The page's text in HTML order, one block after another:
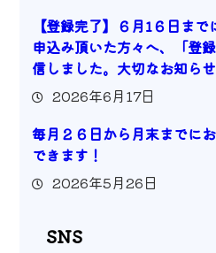
【登録完了】６月1６日ま
申込み頂いた方々へ、「登
信しました。大切なお知らせ
2026年6月17日
毎月２６日から月末までに
できます！
2026年5月26日
SNS